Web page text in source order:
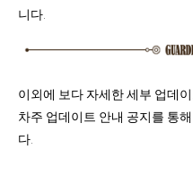
니다.
이외에 보다 자세한 세부 업데
차주 업데이트 안내 공지를 통
다.